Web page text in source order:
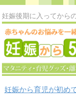
妊娠後期に入ってから
妊娠から育児が初め